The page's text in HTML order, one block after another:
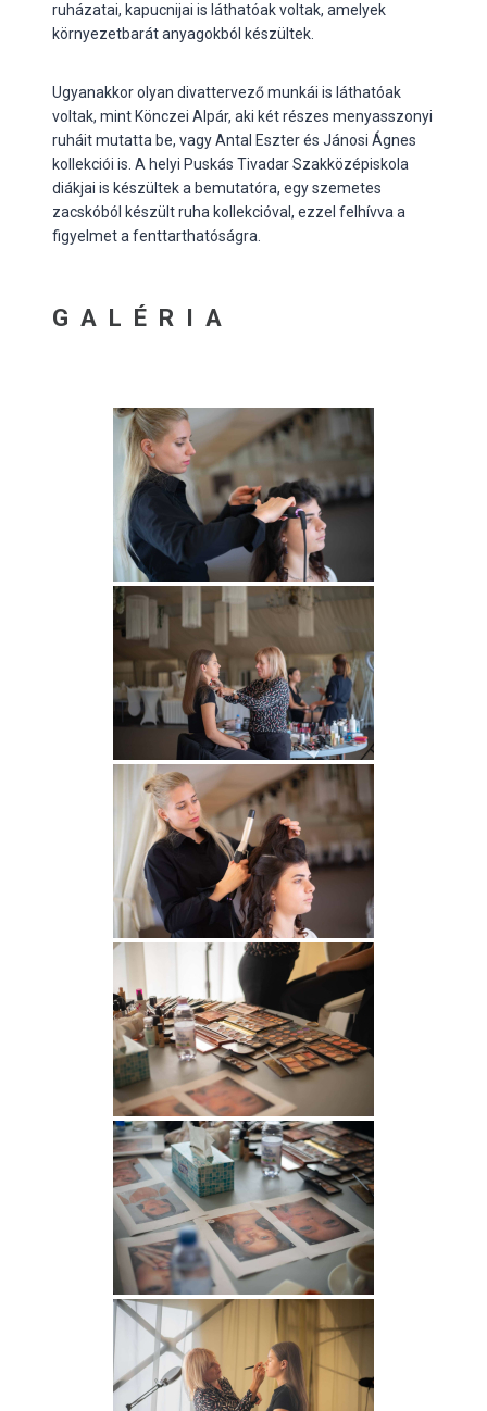
ruházatai, kapucnijai is láthatóak voltak, amelyek
környezetbarát anyagokból készültek.
Ugyanakkor olyan divattervező munkái is láthatóak
voltak, mint Könczei Alpár, aki két részes menyasszonyi
ruháit mutatta be, vagy Antal Eszter és Jánosi Ágnes
kollekciói is. A helyi Puskás Tivadar Szakközépiskola
diákjai is készültek a bemutatóra, egy szemetes
zacskóból készült ruha kollekcióval, ezzel felhívva a
figyelmet a fenttarthatóságra.
GALÉRIA